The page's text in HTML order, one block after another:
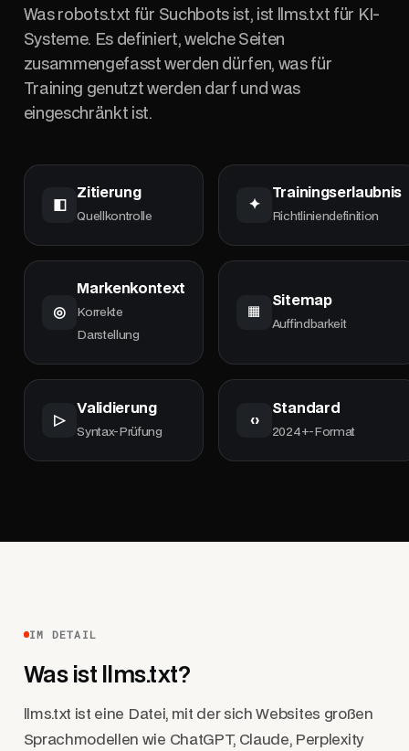
(https://example.com/checkout): AI
summarization and training are not
permitted.
- [/account]
(https://example.com/account): User-
specific pages must not be accessed or
## Optional
- [Optional resources]
(https://example.com/): Non-mandatory
routes or gated content available on
request.
Was robots.txt für Suchbots ist, ist llms.txt für KI-
Systeme. Es definiert, welche Seiten
zusammengefasst werden dürfen, was für
Training genutzt werden darf und was
eingeschränkt ist.
◧
Zitierung
Quellkontrolle
✦
Trainingserlaubnis
Richtliniendefinition
◎
Markenkontext
Korrekte
Darstellung
▦
Sitemap
Auffindbarkeit
▷
Validierung
Syntax-Prüfung
‹›
Standard
2024+-Format
IM DETAIL
Was ist llms.txt?
llms.txt ist eine Datei, mit der sich Websites großen
Sprachmodellen wie ChatGPT, Claude, Perplexity